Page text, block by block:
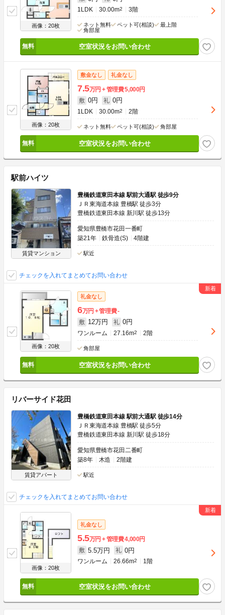
画像：20枚
1LDK 30.00m2 3階
ネット無料 ペット可(相談)
最上階
角部屋
空室状況をお問い合わせ
画像：20枚
敷金なし 礼金なし
7.5万円 管理費5,000円
敷 0円 礼 0円
1LDK 30.00m2 2階
ネット無料 ペット可(相談) 角部屋
空室状況をお問い合わせ
駅前ハイツ
賃貸マンション
豊橋鉄道東田本線 駅前大通駅 徒歩9分
ＪＲ東海道本線 豊橋駅 徒歩3分
豊橋鉄道東田本線 新川駅 徒歩13分
愛知県豊橋市花田一番町
築21年
鉄骨造(S) 4階建
駅近
チェックを入れてまとめてお問い合わせ
画像：20枚
礼金なし
6万円 管理費-
敷 12万円 礼 0円
ワンルーム 27.16m2 2階
角部屋
空室状況をお問い合わせ
リバーサイド花田
賃貸アパート
豊橋鉄道東田本線 駅前大通駅 徒歩14分
ＪＲ東海道本線 豊橋駅 徒歩5分
豊橋鉄道東田本線 新川駅 徒歩18分
愛知県豊橋市花田二番町
築8年
木造 2階建
駅近
チェックを入れてまとめてお問い合わせ
画像：20枚
礼金なし
5.5万円 管理費4,000円
敷 5.5万円 礼 0円
ワンルーム 26.66m2 1階
空室状況をお問い合わせ